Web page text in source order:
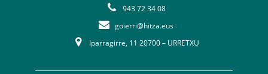
943 72 34 08
goierri@hitza.eus
Iparragirre, 11 20700 – URRETXU